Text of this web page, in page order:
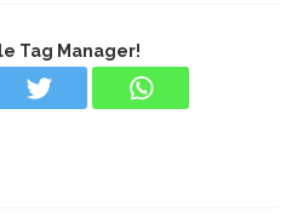
Tag Manager!